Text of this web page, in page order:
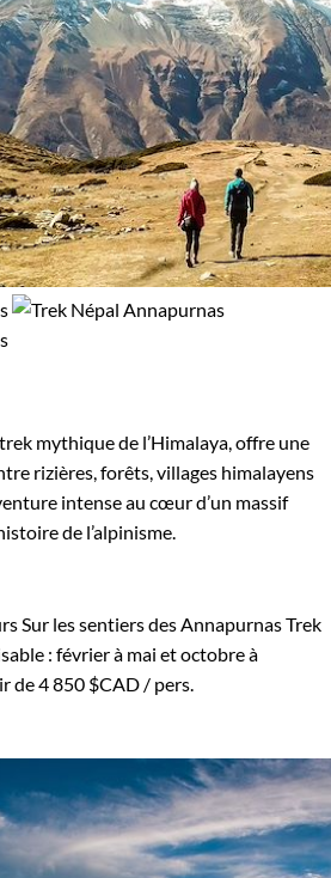
mythique de l’Himalaya, offre une
rizières, forêts, villages himalayens
intense au cœur d’un massif
de l’alpinisme.
Sur les sentiers des AnnapurnasTrek
: février à mai et octobre à
de4 850 $CAD / pers.